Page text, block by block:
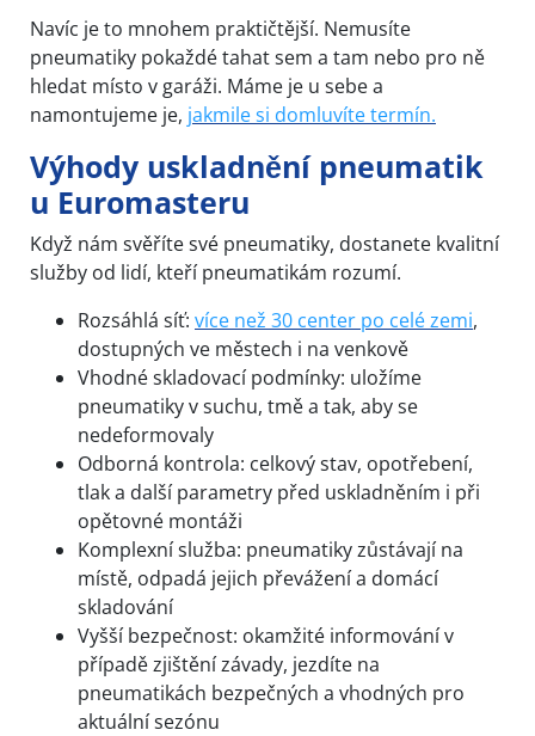
Navíc je to mnohem praktičtější. Nemusíte
pneumatiky pokaždé tahat sem a tam nebo pro ně
hledat místo v garáži. Máme je u sebe a
namontujeme je, jakmile si domluvíte termín.
Výhody uskladnění pneumatik
u Euromasteru
Když nám svěříte své pneumatiky, dostanete kvalitní
služby od lidí, kteří pneumatikám rozumí.
Rozsáhlá síť: více než 30 center po celé zemi,
dostupných ve městech i na venkově
Vhodné skladovací podmínky: uložíme
pneumatiky v suchu, tmě a tak, aby se
nedeformovaly
Odborná kontrola: celkový stav, opotřebení,
tlak a další parametry před uskladněním i při
opětovné montáži
Komplexní služba: pneumatiky zůstávají na
místě, odpadá jejich převážení a domácí
skladování
Vyšší bezpečnost: okamžité informování v
případě zjištění závady, jezdíte na
pneumatikách bezpečných a vhodných pro
aktuální sezónu